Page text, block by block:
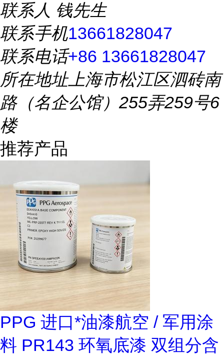
联系人 钱先生
联系手机13661828047
联系电话+86 13661828047
所在地址上海市松江区泗砖南
路（名企公馆）255弄259号6
楼
推荐产品
PPG 进口*油漆航空 / 军用涂
料 PR143 环氧底漆 双组分含